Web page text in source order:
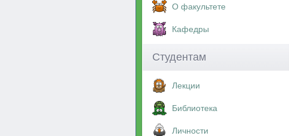
О факультете
Кафедры
Студентам
Лекции
Библиотека
Личности